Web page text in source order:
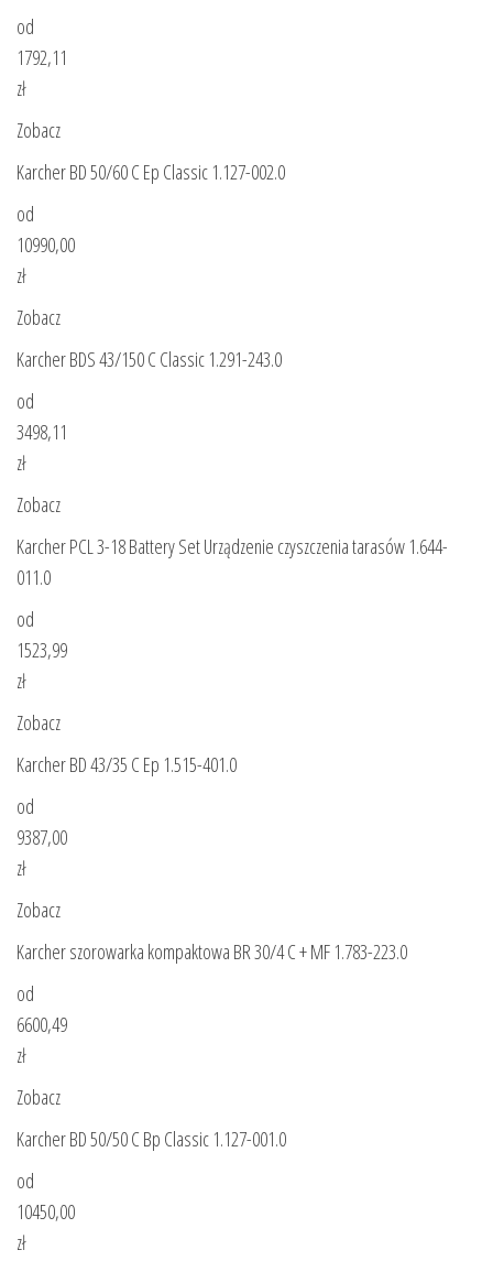
od
1792,11
zł
Zobacz
Karcher BD 50/60 C Ep Classic 1.127-002.0
od
10990,00
zł
Zobacz
Karcher BDS 43/150 C Classic 1.291-243.0
od
3498,11
zł
Zobacz
Karcher PCL 3-18 Battery Set Urządzenie czyszczenia tarasów 1.644-
011.0
od
1523,99
zł
Zobacz
Karcher BD 43/35 C Ep 1.515-401.0
od
9387,00
zł
Zobacz
Karcher szorowarka kompaktowa BR 30/4 C + MF 1.783-223.0
od
6600,49
zł
Zobacz
Karcher BD 50/50 C Bp Classic 1.127-001.0
od
10450,00
zł